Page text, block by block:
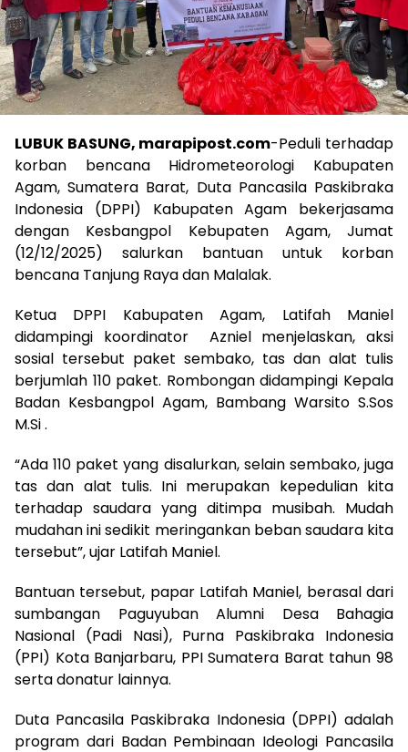
LUBUK BASUNG, marapipost.com-Peduli terhadap
korban bencana Hidrometeorologi Kabupaten
Agam, Sumatera Barat, Duta Pancasila Paskibraka
Indonesia (DPPI) Kabupaten Agam bekerjasama
dengan Kesbangpol Kebupaten Agam, Jumat
(12/12/2025) salurkan bantuan untuk korban
bencana Tanjung Raya dan Malalak.
Ketua DPPI Kabupaten Agam, Latifah Maniel
didampingi koordinator Azniel menjelaskan, aksi
sosial tersebut paket sembako, tas dan alat tulis
berjumlah 110 paket. Rombongan didampingi Kepala
Badan Kesbangpol Agam, Bambang Warsito S.Sos
M.Si .
“Ada 110 paket yang disalurkan, selain sembako, juga
tas dan alat tulis. Ini merupakan kepedulian kita
terhadap saudara yang ditimpa musibah. Mudah
mudahan ini sedikit meringankan beban saudara kita
tersebut”, ujar Latifah Maniel.
Bantuan tersebut, papar Latifah Maniel, berasal dari
sumbangan Paguyuban Alumni Desa Bahagia
Nasional (Padi Nasi), Purna Paskibraka Indonesia
(PPI) Kota Banjarbaru, PPI Sumatera Barat tahun 98
serta donatur lainnya.
Duta Pancasila Paskibraka Indonesia (DPPI) adalah
program dari Badan Pembinaan Ideologi Pancasila